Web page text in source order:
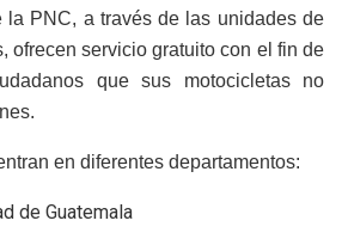
la PNC, a través de las unidades de
ofrecen servicio gratuito con el fin de
que sus motocicletas no
en diferentes departamentos:
de Guatemala